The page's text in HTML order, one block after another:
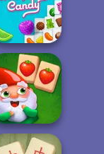
Mahjong
Candy